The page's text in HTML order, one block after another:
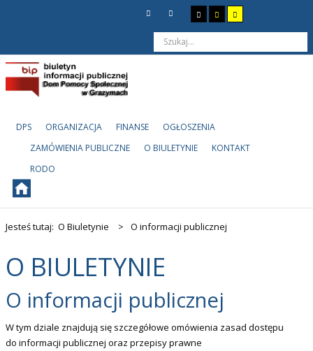
DPS ORGANIZACJA FINANSE
OGŁOSZENIA
ZAMÓWIENIA PUBLICZNE
O BIULETYNIE
KONTAKT
RODO
Jesteś tutaj: O Biuletynie > O informacji publicznej
O BIULETYNIE
O informacji publicznej
W tym dziale znajdują się szczegółowe omówienia zasad dostępu
do informacji publicznej oraz przepisy prawne